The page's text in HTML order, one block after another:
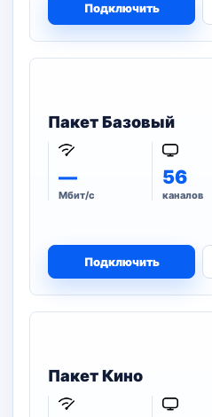
Подключить
Пакет Базовый
—
Мбит/с
56
каналов
Подключить
Пакет Кино